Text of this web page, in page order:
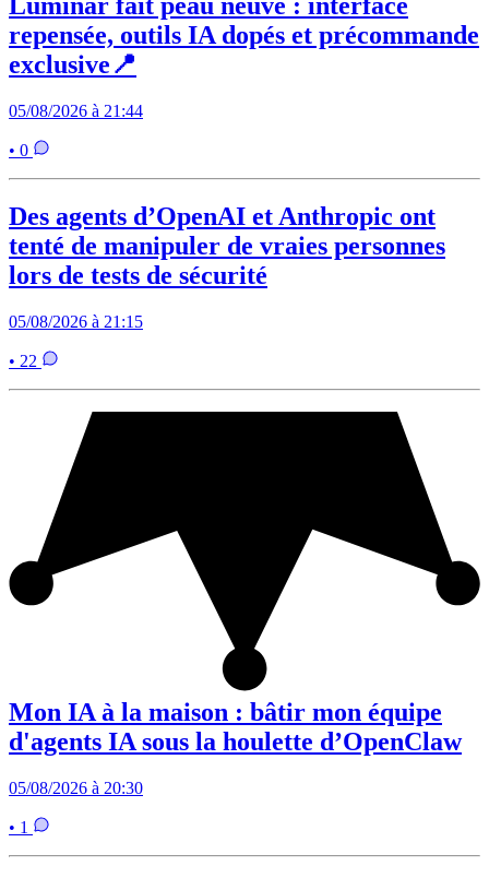
repensée, outils IA dopés et précommande
exclusive📍
05/08/2026 à 21:44
• 0
Des agents d’OpenAI et Anthropic ont
tenté de manipuler de vraies personnes
lors de tests de sécurité
05/08/2026 à 21:15
• 22
Mon IA à la maison : bâtir mon équipe
d'agents IA sous la houlette d’OpenClaw
05/08/2026 à 20:30
• 1